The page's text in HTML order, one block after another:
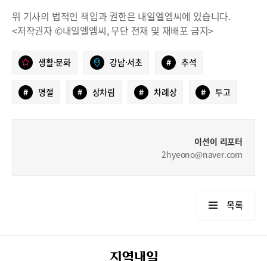
위 기사의 법적인 책임과 권한은 내일엘엠씨에 있습니다.
<저작권자 ©내일엘엠씨, 무단 전재 및 재배포 금지>
생활·문화 강남·서초 # 추석
# 명절 # 상차림 # 차례상 # 투고
이선이 리포터
2hyeono@naver.com
목록